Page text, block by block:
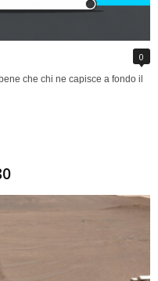
0
che chi ne capisce a fondo il